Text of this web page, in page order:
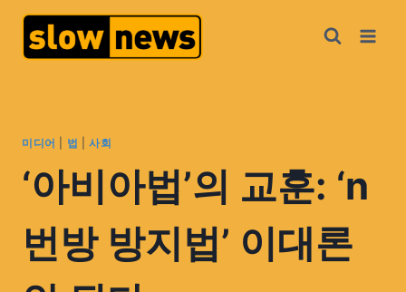
미디어 법 사회
‘아비아법’의 교훈: ‘n
번방 방지법’ 이대론